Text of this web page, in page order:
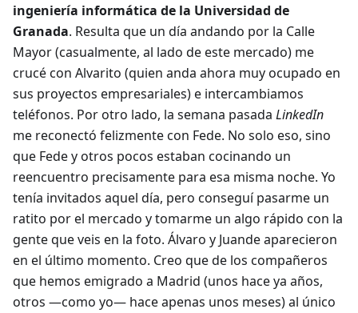
ingeniería informática de la Universidad de
Granada. Resulta que un día andando por la Calle
Mayor (casualmente, al lado de este mercado) me
crucé con Alvarito (quien anda ahora muy ocupado en
sus proyectos empresariales) e intercambiamos
teléfonos. Por otro lado, la semana pasada LinkedIn
me reconectó felizmente con Fede. No solo eso, sino
que Fede y otros pocos estaban cocinando un
reencuentro precisamente para esa misma noche. Yo
tenía invitados aquel día, pero conseguí pasarme un
ratito por el mercado y tomarme un algo rápido con la
gente que veis en la foto. Álvaro y Juande aparecieron
en el último momento. Creo que de los compañeros
que hemos emigrado a Madrid (unos hace ya años,
otros —como yo— hace apenas unos meses) al único